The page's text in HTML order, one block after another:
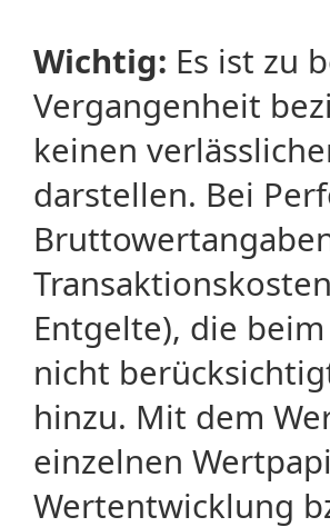
Wichtig: Es ist zu
Vergangenheit
keinen
darstellen. Bei
Entgelte), die
nicht
hinzu. Mit dem
einzelnen
Wertentwicklung